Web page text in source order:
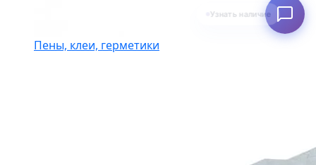
Пены, клеи, герметики
Узнать наличие